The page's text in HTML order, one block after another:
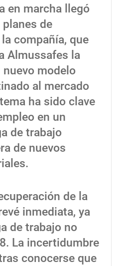
en marcha llegó
de
compañía, que
Almussafes la
modelo
al mercado
ha sido clave
en un
de trabajo
de nuevos
de la
inmediata, ya
de trabajo no
La incertidumbre
conocerse que